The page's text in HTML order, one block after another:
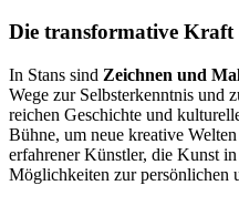
Die transformative Kraft
In Stans sind Zeichnen und
Wege zur Selbsterkenntnis und
reichen Geschichte und
Bühne, um neue kreative
erfahrener Künstler, die Kunst
Möglichkeiten zur persönlichen